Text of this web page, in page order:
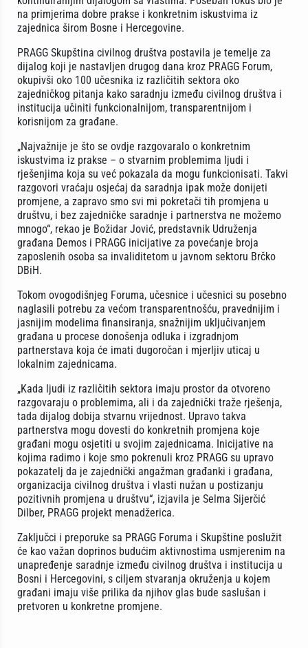
na primjerima dobre prakse i konkretnim iskustvima iz
zajednica širom Bosne i Hercegovine.
PRAGG Skupština civilnog društva postavila je temelje za
dijalog koji je nastavljen drugog dana kroz PRAGG Forum,
okupivši oko 100 učesnika iz različitih sektora oko
zajedničkog pitanja kako saradnju između civilnog društva i
institucija učiniti funkcionalnijom, transparentnijom i
korisnijom za građane.
„Najvažnije je što se ovdje razgovaralo o konkretnim
iskustvima iz prakse – o stvarnim problemima ljudi i
rješenjima koja su već pokazala da mogu funkcionisati. Takvi
razgovori vraćaju osjećaj da saradnja ipak može donijeti
promjene, a zapravo smo svi mi pokretači tih promjena u
društvu, i bez zajedničke saradnje i partnerstva ne možemo
mnogo“, rekao je Božidar Jović, predstavnik Udruženja
građana Demos i PRAGG inicijative za povećanje broja
zaposlenih osoba sa invaliditetom u javnom sektoru Brčko
DBiH.
Tokom ovogodišnjeg Foruma, učesnice i učesnici su posebno
naglasili potrebu za većom transparentnošću, pravednijim i
jasnijim modelima finansiranja, snažnijim uključivanjem
građana u procese donošenja odluka i izgradnjom
partnerstava koja će imati dugoročan i mjerljiv uticaj u
lokalnim zajednicama.
„Kada ljudi iz različitih sektora imaju prostor da otvoreno
razgovaraju o problemima, ali i da zajednički traže rješenja,
tada dijalog dobija stvarnu vrijednost. Upravo takva
partnerstva mogu dovesti do konkretnih promjena koje
građani mogu osjetiti u svojim zajednicama. Inicijative na
kojima radimo i koje smo pokrenuli kroz PRAGG su upravo
pokazatelj da je zajednički angažman građanki i građana,
organizacija civilnog društva i vlasti nužan u postizanju
pozitivnih promjena u društvu“, izjavila je Selma Sijerčić
Dilber, PRAGG projekt menadžerica.
Zaključci i preporuke sa PRAGG Foruma i Skupštine poslužit
će kao važan doprinos budućim aktivnostima usmjerenim na
unapređenje saradnje između civilnog društva i institucija u
Bosni i Hercegovini, s ciljem stvaranja okruženja u kojem
građani imaju više prilika da njihov glas bude saslušan i
pretvoren u konkretne promjene.